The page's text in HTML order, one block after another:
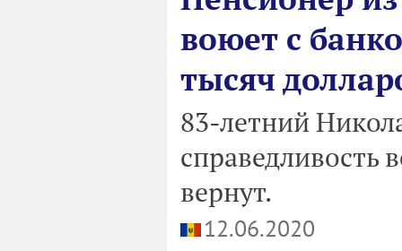
воюет с
тысяч
83-летний
справедливость
вернут.
12.06.2020